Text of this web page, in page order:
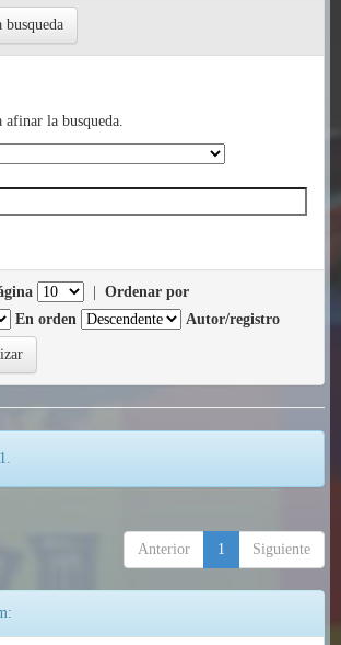
busqueda
la busqueda.
Ordenar por
En orden
Autor/registro
Anterior 1 Siguiente